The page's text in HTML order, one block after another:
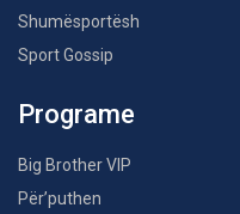
Shumësportësh
Sport Gossip
Programe
Big Brother VIP
Për’puthen